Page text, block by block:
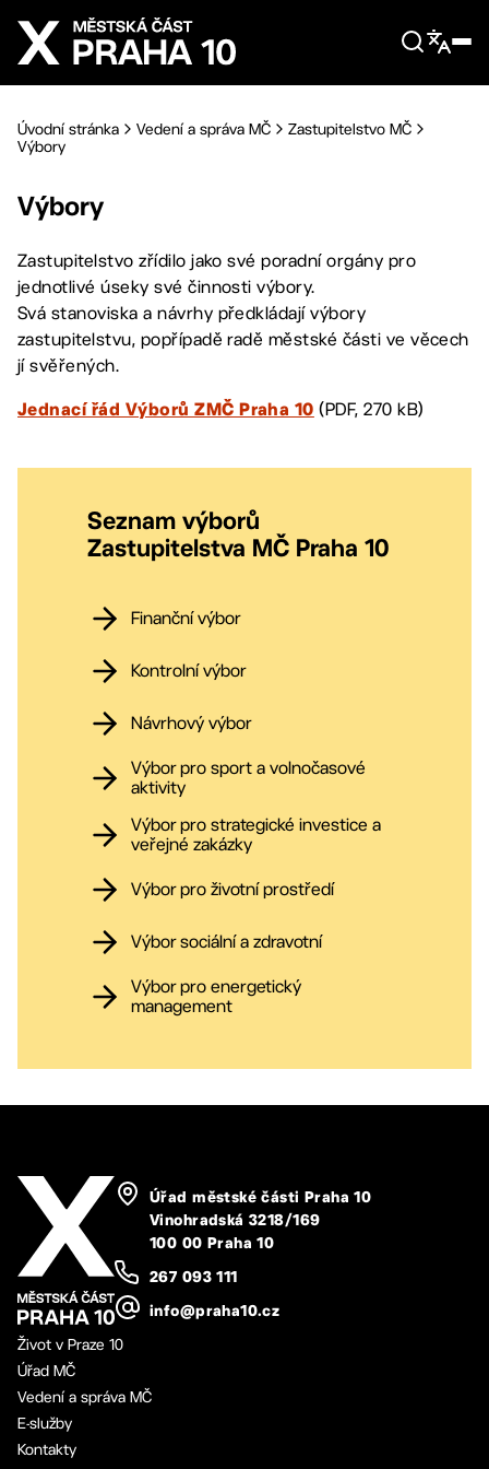
Přejít na hlavní obsah
Úvodní stránka Vedení a správa MČ
Zastupitelstvo MČ
Výbory
Výbory
Zastupitelstvo zřídilo jako své poradní orgány pro
jednotlivé úseky své činnosti výbory.
Svá stanoviska a návrhy předkládají výbory
zastupitelstvu, popřípadě radě městské části ve věcech
jí svěřených.
Jednací řád Výborů ZMČ Praha 10 (PDF, 270 kB)
Seznam výborů
Zastupitelstva MČ Praha 10
Finanční výbor
Kontrolní výbor
Návrhový výbor
Výbor pro sport a volnočasové
aktivity
Výbor pro strategické investice a
veřejné zakázky
Výbor pro životní prostředí
Výbor sociální a zdravotní
Výbor pro energetický
management
Úřad městské části Praha 10
Vinohradská 3218/169
100 00 Praha 10
267 093 111
info@praha10.cz
Život v Praze 10
Úřad MČ
Vedení a správa MČ
E-služby
Kontakty